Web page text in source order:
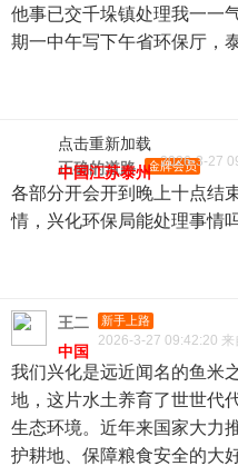
他事已交千垛镇处理我一一
期一中午写下午省环保厅，
点击重新加载
正确的道路 金牌会员
2026-3-27
中国江苏泰州
各部分开会开到晚上十点结
情，兴化环保局能处理事情
王二 新手上路
2026-3-27 09:42:20 来
中国
我们兴化是远近闻名的鱼米
地，这片水土养育了世世代
生态环境。近年来国家大力
护耕地、保障粮食安全的大